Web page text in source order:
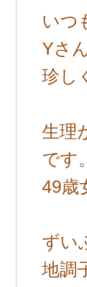
いつ
Yさ
珍し
生理
です。
49歳
ずい
地調